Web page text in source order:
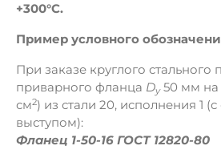
+300°C.
Пример условного
При заказе круглого стального
приварного фланца Dy50 мм на
см2) из стали 20, исполнения 1
выступом):
Фланец 1-50-16 ГОСТ 12820-80